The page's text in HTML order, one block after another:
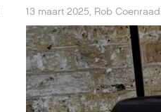
13 maart 2025, Rob